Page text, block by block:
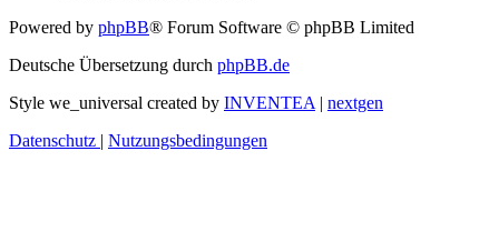
Powered by phpBB® Forum Software © phpBB Limited
Deutsche Übersetzung durch phpBB.de
Style we_universal created by INVENTEA | nextgen
Datenschutz | Nutzungsbedingungen